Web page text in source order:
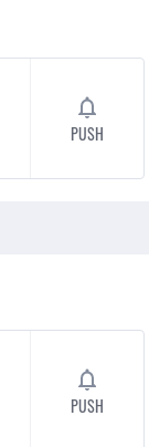
PUSH
PUSH